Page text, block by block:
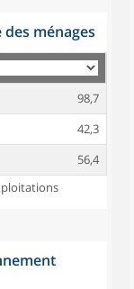
ménages
98,7
42,3
56,4